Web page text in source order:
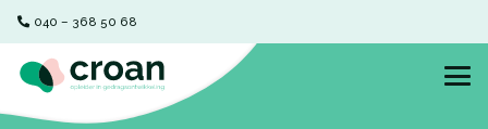
040 – 368 50 68‬